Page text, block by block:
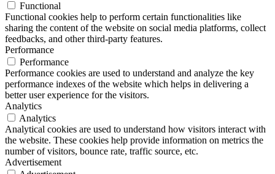
Functional
Functional cookies help to perform certain functionalities like
sharing the content of the website on social media platforms, collect
feedbacks, and other third-party features.
Performance
Performance
Performance cookies are used to understand and analyze the key
performance indexes of the website which helps in delivering a
better user experience for the visitors.
Analytics
Analytics
Analytical cookies are used to understand how visitors interact with
the website. These cookies help provide information on metrics the
number of visitors, bounce rate, traffic source, etc.
Advertisement